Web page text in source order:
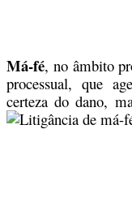
Má-fé, no âmbito
processual, que
certeza do dano,